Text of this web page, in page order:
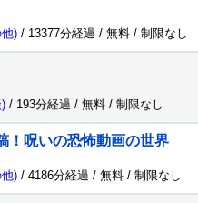
) / 13377分経過 / 無料 / 制限なし
/ 193分経過 / 無料 / 制限なし
！呪いの恐怖動画の世界
) / 4186分経過 / 無料 / 制限なし